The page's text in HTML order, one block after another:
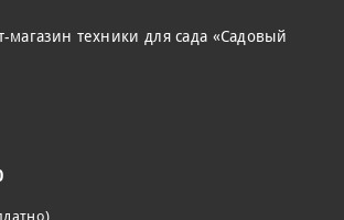
техники для сада «Садовый